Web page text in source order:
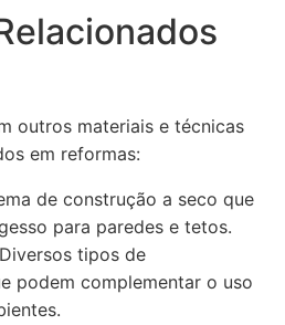
outros materiais e técnicas
em reformas:
de construção a seco que
para paredes e tetos.
Diversos tipos de
podem complementar o uso